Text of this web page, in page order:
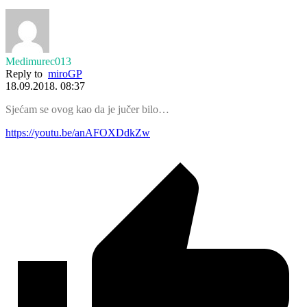
Medimurec013
Reply to miroGP
18.09.2018. 08:37
Sjećam se ovog kao da je jučer bilo…
https://youtu.be/anAFOXDdkZw